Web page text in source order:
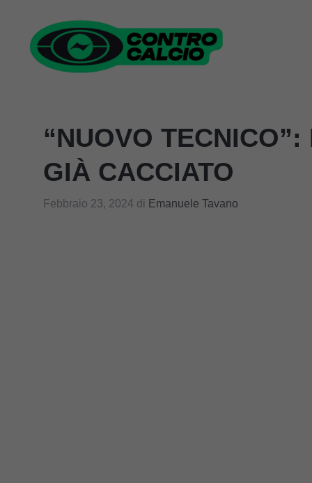
contenuto
“NUOVO
GIÀ CACCIATO
Febbraio 23, 2024 di Emanuele Tavano